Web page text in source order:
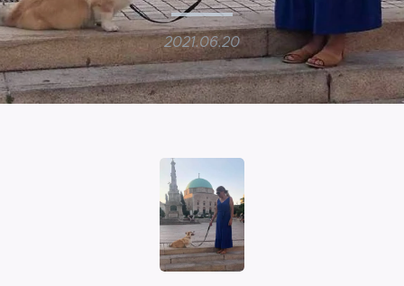
2021.06.20